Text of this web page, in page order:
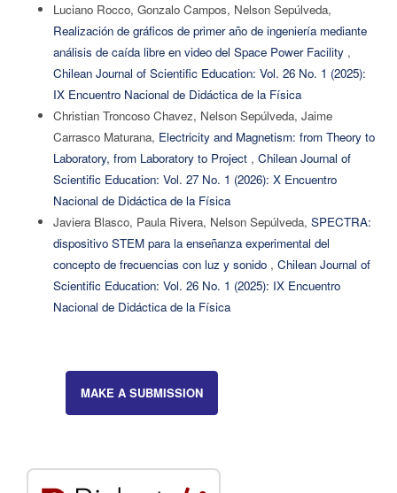
Luciano Rocco, Gonzalo Campos, Nelson Sepúlveda,
Realización de gráficos de primer año de ingeniería mediante
análisis de caída libre en video del Space Power Facility ,
Chilean Journal of Scientific Education: Vol. 26 No. 1 (2025):
IX Encuentro Nacional de Didáctica de la Física
Christian Troncoso Chavez, Nelson Sepúlveda, Jaime
Carrasco Maturana, Electricity and Magnetism: from Theory to
Laboratory, from Laboratory to Project , Chilean Journal of
Scientific Education: Vol. 27 No. 1 (2026): X Encuentro
Nacional de Didáctica de la Física
Javiera Blasco, Paula Rivera, Nelson Sepúlveda, SPECTRA:
dispositivo STEM para la enseñanza experimental del
concepto de frecuencias con luz y sonido , Chilean Journal of
Scientific Education: Vol. 26 No. 1 (2025): IX Encuentro
Nacional de Didáctica de la Física
MAKE A SUBMISSION